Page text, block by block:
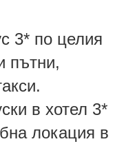
3* по целия
пътни,
в хотел 3*
локация в